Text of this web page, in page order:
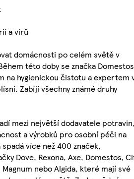
a virů
domácnosti po celém světě v
této doby se značka Domestos
na hygienickou čistotu a expertem
Zabíjí všechny známé druhy
mezi největší dodavatele
a výrobků pro osobní péči na
více než 400 značek,
Dove, Rexona, Axe, Domestos,
nebo Algida, které mají své